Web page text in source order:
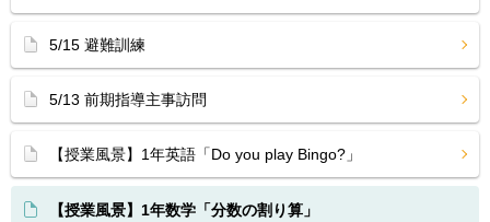
5/15 避難訓練
5/13 前期指導主事訪問
【授業風景】1年英語「Do you play Bingo?」
【授業風景】1年数学「分数の割り算」